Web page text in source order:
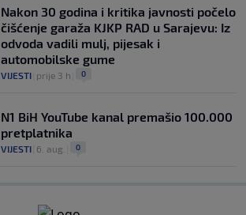
Nakon 30 godina i kritika javnosti počelo
čišćenje garaža KJKP RAD u Sarajevu: Iz
odvoda vadili mulj, pijesak i
automobilske gume
VIJESTI prije 3 h 0
N1 BiH YouTube kanal premašio 100.000
pretplatnika
VIJESTI 6. aug. 0